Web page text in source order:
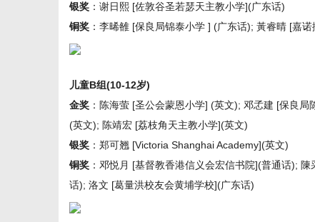
银奖 ：谢日熙 [佐敦谷圣若瑟天主教小学](广东话)
铜奖 ：李晞雒 [保良局锦泰小学 ] (广东话); 黃睿晴 [嘉
儿童B组(10-12岁)
金奖 ：陈海萤 [圣公会蒙恩小学] (英文); 邓孞建 [保良
(英文); 陈靖宏 [荔枝角天主教小学](英文)
银奖 ：郑可翘 [Victoria Shanghai Academy](英文)
铜奖 ：邓悦月 [基督教香港信义会宏信书院](普通话);
话); 洛文 [葛量洪校友会黄埔学校](广东话)